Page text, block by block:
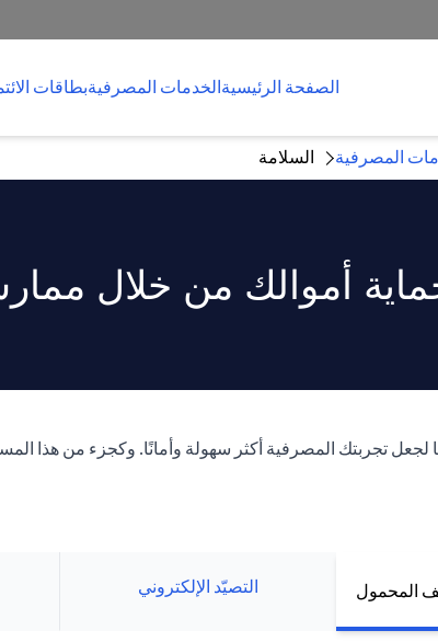
الصفحة الرئيسيةالخدمات المصرفيةبطاقات
المصرفية السلامة
أموالك من خلال
تجربتك المصرفية أكثر سهولة وأمانًا. وكجزء من هذا
المحمول التصيّد الإلكتروني